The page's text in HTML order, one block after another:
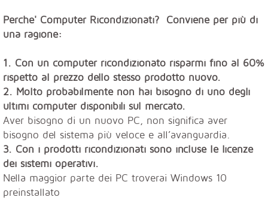
Perche' Computer Ricondizionati? Conviene per più di
una ragione:
1. Con un computer ricondizionato risparmi fino al 60%
rispetto al prezzo dello stesso prodotto nuovo.
2. Molto probabilmente non hai bisogno di uno degli
ultimi computer disponibili sul mercato.
Aver bisogno di un nuovo PC, non significa aver
bisogno del sistema più veloce e all’avanguardia.
3. Con i prodotti ricondizionati sono incluse le licenze
dei sistemi operativi.
Nella maggior parte dei PC troverai Windows 10
preinstallato